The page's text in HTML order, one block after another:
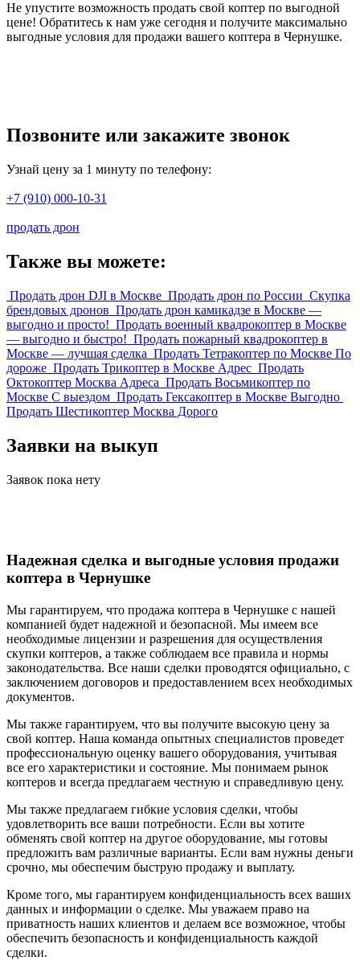
Не упустите возможность продать свой коптер по выгодной
цене! Обратитесь к нам уже сегодня и получите максимально
выгодные условия для продажи вашего коптера в Чернушке.
Позвоните или закажите звонок
Узнай цену за 1 минуту по телефону:
+7 (910) 000-10-31
продать дрон
Также вы можете:
Продать дрон DJI в Москве Продать дрон по России Скупка
брендовых дронов Продать дрон камикадзе в Москве —
выгодно и просто! Продать военный квадрокоптер в Москве
— выгодно и быстро! Продать пожарный квадрокоптер в
Москве — лучшая сделка Продать Тетракоптер по Москве По
дороже Продать Трикоптер в Москве Адрес Продать
Октокоптер Москва Адреса Продать Восьмикоптер по
Москве С выездом Продать Гексакоптер в Москве Выгодно
Продать Шестикоптер Москва Дорого
Заявки на выкуп
Заявок пока нету
Надежная сделка и выгодные условия продажи
коптера в Чернушке
Мы гарантируем, что продажа коптера в Чернушке с нашей
компанией будет надежной и безопасной. Мы имеем все
необходимые лицензии и разрешения для осуществления
скупки коптеров, а также соблюдаем все правила и нормы
законодательства. Все наши сделки проводятся официально, с
заключением договоров и предоставлением всех необходимых
документов.
Мы также гарантируем, что вы получите высокую цену за
свой коптер. Наша команда опытных специалистов проведет
профессиональную оценку вашего оборудования, учитывая
все его характеристики и состояние. Мы понимаем рынок
коптеров и всегда предлагаем честную и справедливую цену.
Мы также предлагаем гибкие условия сделки, чтобы
удовлетворить все ваши потребности. Если вы хотите
обменять свой коптер на другое оборудование, мы готовы
предложить вам различные варианты. Если вам нужны деньги
срочно, мы обеспечим быструю продажу и выплату.
Кроме того, мы гарантируем конфиденциальность всех ваших
данных и информации о сделке. Мы уважаем право на
приватность наших клиентов и делаем все возможное, чтобы
обеспечить безопасность и конфиденциальность каждой
сделки.